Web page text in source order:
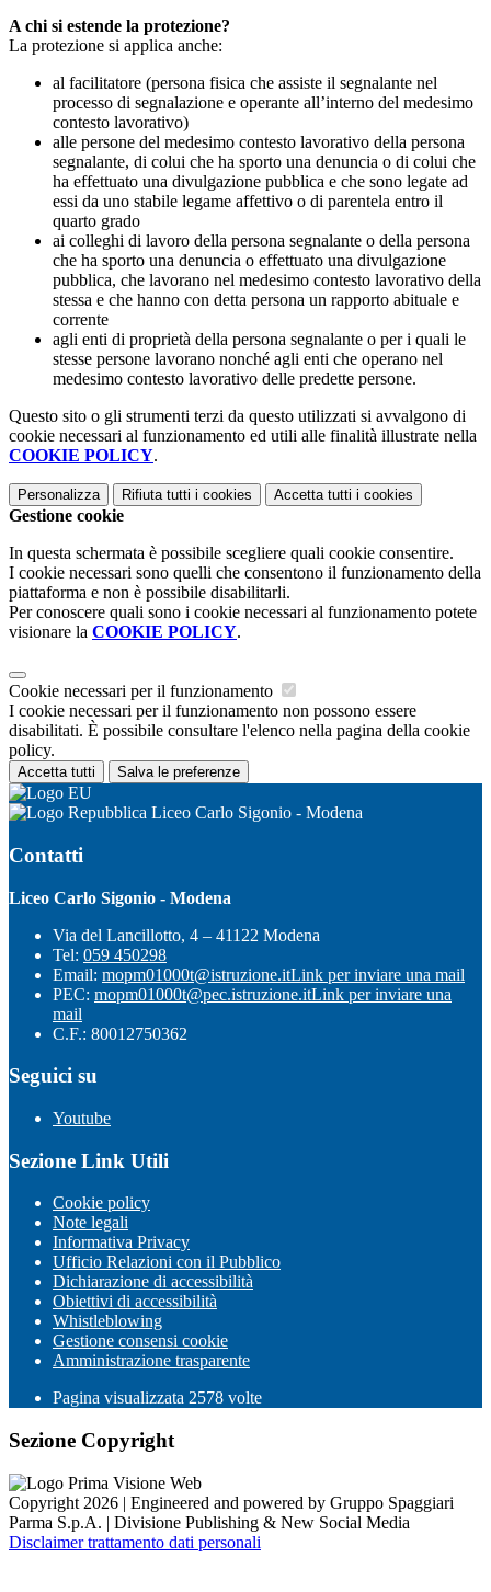
A chi si estende la protezione?
La protezione si applica anche:
al facilitatore (persona fisica che assiste il segnalante nel
processo di segnalazione e operante all’interno del medesimo
contesto lavorativo)
alle persone del medesimo contesto lavorativo della persona
segnalante, di colui che ha sporto una denuncia o di colui che
ha effettuato una divulgazione pubblica e che sono legate ad
essi da uno stabile legame affettivo o di parentela entro il
quarto grado
ai colleghi di lavoro della persona segnalante o della persona
che ha sporto una denuncia o effettuato una divulgazione
pubblica, che lavorano nel medesimo contesto lavorativo della
stessa e che hanno con detta persona un rapporto abituale e
corrente
agli enti di proprietà della persona segnalante o per i quali le
stesse persone lavorano nonché agli enti che operano nel
medesimo contesto lavorativo delle predette persone.
Questo sito o gli strumenti terzi da questo utilizzati si avvalgono di
cookie necessari al funzionamento ed utili alle finalità illustrate nella
COOKIE POLICY.
Personalizza Rifiuta tutti i cookies Accetta tutti i cookies
Gestione cookie
In questa schermata è possibile scegliere quali cookie consentire.
I cookie necessari sono quelli che consentono il funzionamento della
piattaforma e non è possibile disabilitarli.
Per conoscere quali sono i cookie necessari al funzionamento potete
visionare la COOKIE POLICY.
Cookie necessari per il funzionamento
I cookie necessari per il funzionamento non possono essere
disabilitati. È possibile consultare l'elenco nella pagina della cookie
policy.
Accetta tutti Salva le preferenze
Liceo Carlo Sigonio - Modena
Contatti
Liceo Carlo Sigonio - Modena
Via del Lancillotto, 4 – 41122 Modena
Tel: 059 450298
Email: mopm01000t@istruzione.itLink per inviare una mail
PEC: mopm01000t@pec.istruzione.itLink per inviare una
mail
C.F.: 80012750362
Seguici su
Youtube
Sezione Link Utili
Cookie policy
Note legali
Informativa Privacy
Ufficio Relazioni con il Pubblico
Dichiarazione di accessibilità
Obiettivi di accessibilità
Whistleblowing
Gestione consensi cookie
Amministrazione trasparente
Pagina visualizzata 2578 volte
Sezione Copyright
Copyright 2026 | Engineered and powered by Gruppo Spaggiari
Parma S.p.A. | Divisione Publishing & New Social Media
Disclaimer trattamento dati personali